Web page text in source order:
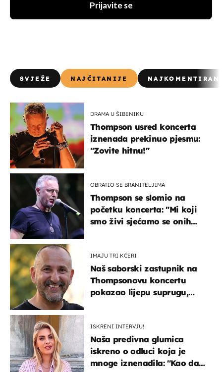
Prijavite se
SVJEŽE NAJČITANIJE
DRAMA U ŠIBENIKU
Thompson usred koncerta
iznenada prekinuo pjesmu:
"Zovite hitnu!"
OBRATIO SE BRANITELJIMA
Thompson se slomio na
početku koncerta: "Mi koji
smo živi sjećamo se onih
IMAJU TRI KĆERI
Naš saborski zastupnik na
Thompsonovu koncertu
pokazao lijepu suprugu,
ISKRENI INTERVJU!
Naša predivna glumica
iskreno o odluci koja je
mnoge iznenadila: ''Kao da